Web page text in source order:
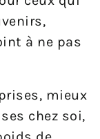
à ne pas
mieux
chez soi,